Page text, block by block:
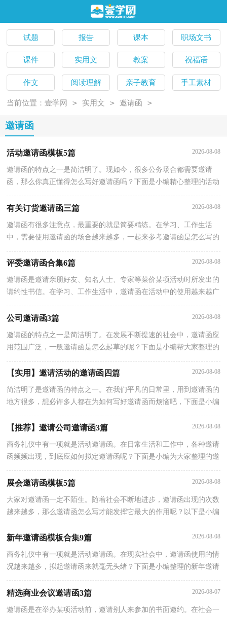
试题 报告 课本 职场文书
课件 实用文 教案 祝福语
作文 阅读理解 亲子教育 手工素材
当前位置：壹学网 > 实用文 > 邀请函 >
邀请函
活动邀请函模板5篇 2026-08-08
邀请函的特点之一是简洁明了。现如今，很多公务场合都需要邀请
函，那么你真正懂得怎么写好邀请函吗？下面是小编精心整理的活动
邀请函5篇，欢迎大家分享。活动邀请函 篇1尊敬的xx：您好！一元
复
有关订货邀请函三篇 2026-08-08
邀请函有很多注意点，最重要的就是简要精练。在学习、工作生活
中，需要使用邀请函的场合越来越多，一起来参考邀请函是怎么写的
助
评委邀请函合集6篇 2026-08-08
邀请函是邀请亲朋好友、知名人士、专家等菜价某项活动时所发出的
请约性书信。在学习、工作生活中，邀请函在活动中的使用越来越广
泛，相信很多朋友都对拟邀请函感到非常苦恼吧，以下是小编为大家
公司邀请函3篇 2026-08-08
邀请函的特点之一是简洁明了。在发展不断提速的社会中，邀请函应
用范围广泛，一般邀请函是怎么起草的呢？下面是小编帮大家整理的
【实用】邀请活动的邀请函四篇 2026-08-08
简洁明了是邀请函的特点之一。在我们平凡的日常里，用到邀请函的
地方很多，想必许多人都在为如何写好邀请函而烦恼吧，下面是小编
整理的邀请活动的邀请函4篇，仅供参考，希望能够帮助到大家。邀
【推荐】邀请公司邀请函3篇 2026-08-08
商务礼仪中有一项就是活动邀请函。在日常生活和工作中，各种邀请
函频频出现，到底应如何拟定邀请函呢？下面是小编为大家整理的邀
请公司邀请函3篇，仅供参考，欢迎大家阅读。邀请公司邀请函 篇1
展会邀请函模板5篇 2026-08-08
大家对邀请函一定不陌生。随着社会不断地进步，邀请函出现的次数
越来越多，那么邀请函怎么写才能发挥它最大的作用呢？以下是小编
新年邀请函模板合集9篇 2026-08-08
商务礼仪中有一项就是活动邀请函。在现实社会中，邀请函使用的情
况越来越多，拟起邀请函来就毫无头绪？下面是小编整理的新年邀请
函9篇，希望对大家有所帮助。新年邀请函 篇1一、礼仪活动邀请函
精选商业会议邀请函3篇 2026-08-07
邀请函是在举办某项活动前，邀请别人来参加的书面邀约。在社会一